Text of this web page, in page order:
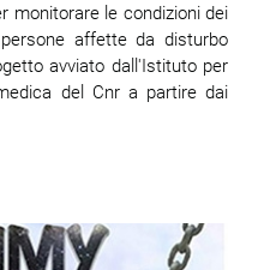
monitorare le condizioni dei
affette da disturbo
avviato dall'Istituto per
del Cnr a partire dai